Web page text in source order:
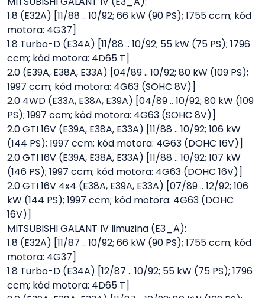
1.8 (E32A) [11/88 .. 10/92; 66 kW (90 PS); 1755 ccm; kód
motora: 4G37]
1.8 Turbo-D (E34A) [11/88 .. 10/92; 55 kW (75 PS); 1796
ccm; kód motora: 4D65 T]
2.0 (E39A, E38A, E33A) [04/89 .. 10/92; 80 kW (109 PS);
1997 ccm; kód motora: 4G63 (SOHC 8V)]
2.0 4WD (E33A, E38A, E39A) [04/89 .. 10/92; 80 kW (109
PS); 1997 ccm; kód motora: 4G63 (SOHC 8V)]
2.0 GTI 16V (E39A, E38A, E33A) [11/88 .. 10/92; 106 kW
(144 PS); 1997 ccm; kód motora: 4G63 (DOHC 16V)]
2.0 GTI 16V (E39A, E38A, E33A) [11/88 .. 10/92; 107 kW
(146 PS); 1997 ccm; kód motora: 4G63 (DOHC 16V)]
2.0 GTI 16V 4x4 (E38A, E39A, E33A) [07/89 .. 12/92; 106
kW (144 PS); 1997 ccm; kód motora: 4G63 (DOHC
16V)]
MITSUBISHI GALANT IV limuzina (E3_A):
1.8 (E32A) [11/87 .. 10/92; 66 kW (90 PS); 1755 ccm; kód
motora: 4G37]
1.8 Turbo-D (E34A) [12/87 .. 10/92; 55 kW (75 PS); 1796
ccm; kód motora: 4D65 T]